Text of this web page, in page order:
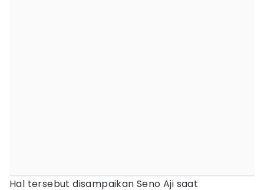
Hal tersebut disampaikan Seno Aji saat